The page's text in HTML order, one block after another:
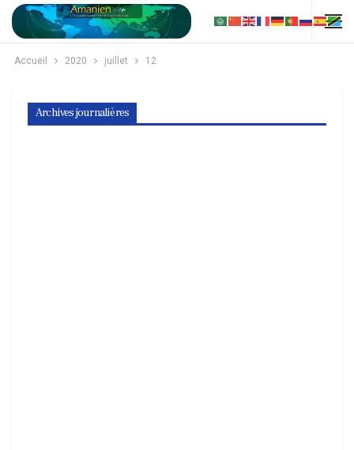
Accueil 2020 juillet 12
Archives journalières